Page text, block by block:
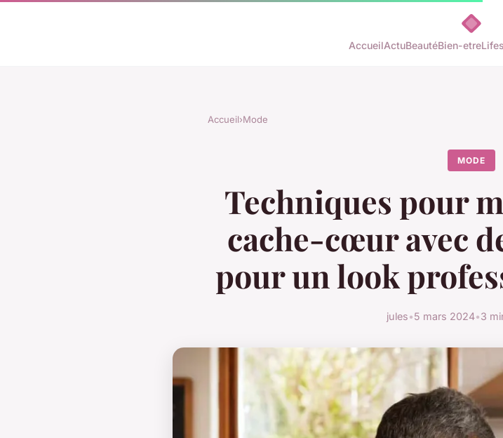
AccueilActuBeautéBien-etre
Accueil›Mode
MODE
Techniques pour
cache-cœur avec
pour un look
jules•5 mars 2024•3